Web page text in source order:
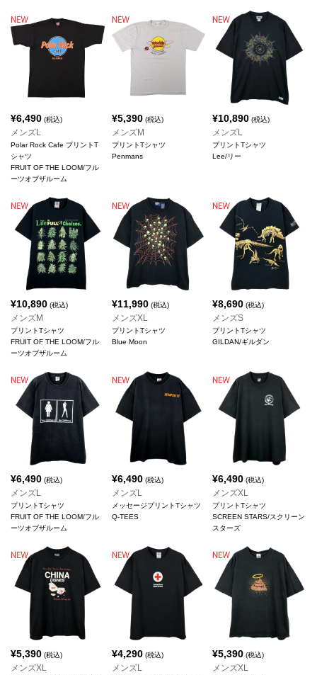
¥6,490 (税込)
メンズL
Polar Rock Cafe プリントT
シャツ
FRUIT OF THE LOOM/フル
ーツオブザルーム
¥5,390(税込)
メンズM
プリントTシャツ
Penmans
¥10,890 (税込)
メンズL
プリントTシャツ
Lee/リー
¥10,890 (税込)
メンズM
プリントTシャツ
FRUIT OF THE LOOM/フル
ーツオブザルーム
¥11,990(税込)
メンズXL
プリントTシャツ
Blue Moon
¥8,690 (税込)
メンズS
プリントTシャツ
GILDAN/ギルダン
¥6,490 (税込)
メンズL
プリントTシャツ
FRUIT OF THE LOOM/フル
ーツオブザルーム
¥6,490(税込)
メンズL
メッセージプリントTシャツ
Q-TEES
¥6,490 (税込)
メンズXL
プリントTシャツ
SCREEN STARS/スクリーン
スターズ
¥5,390 (税込)
メンズXL
¥4,290(税込)
メンズL
¥5,390 (税込)
メンズXL